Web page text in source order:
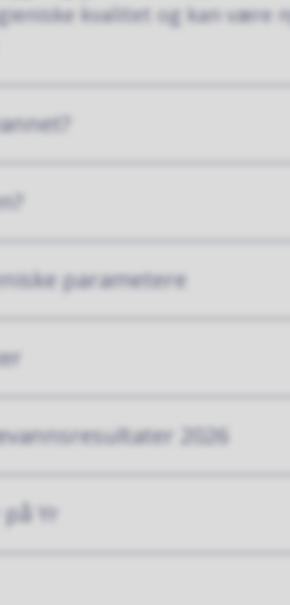
kvalitet og kan være
parametere
2026
Yr